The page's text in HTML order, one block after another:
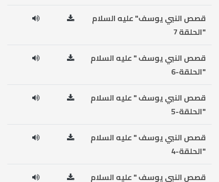
قصص النبي يوسف" عليه السلام
"الحلقة 7
قصص النبي يوسف " عليه السلام
"الحلقة-6
قصص النبي يوسف " عليه السلام
"الحلقة-5
قصص النبي يوسف " عليه السلام
"الحلقة-4
قصص النبي يوسف " عليه السلام